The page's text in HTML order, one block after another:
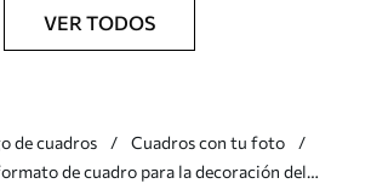
VER TODOS
de cuadros
Cuadros con tu foto
de cuadro para la decoración del